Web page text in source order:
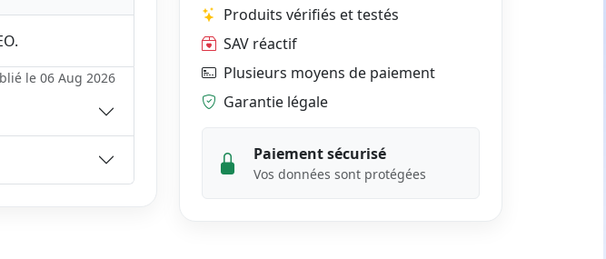
le 06 Aug 2026
Produits vérifiés et testés
SAV réactif
Plusieurs moyens de paiement
Garantie légale
Paiement sécurisé
Vos données sont protégées